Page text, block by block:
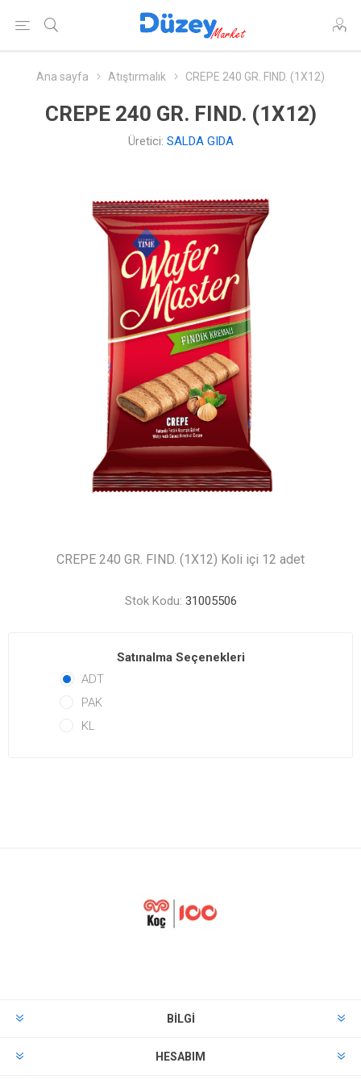
Ana sayfa Atıştırmalık CREPE 240 GR. FIND. (1X12)
CREPE 240 GR. FIND. (1X12)
Üretici: SALDA GIDA
CREPE 240 GR. FIND. (1X12) Koli içi 12 adet
Stok Kodu: 31005506
Satınalma Seçenekleri
ADT
PAK
KL
BILGI
HESABIM